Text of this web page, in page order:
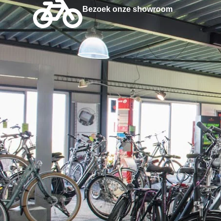
Bezoek onze showroom